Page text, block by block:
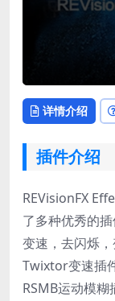
详情介绍
插件介绍
REVisionFX
了多种优秀的
变速，去闪烁
Twixtor变速插
RSMB运动模